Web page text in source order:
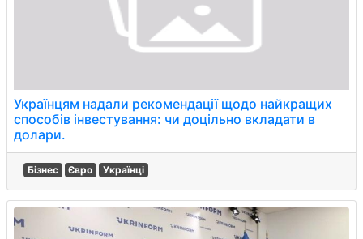
Українцям надали рекомендації щодо найкращих
способів інвестування: чи доцільно вкладати в
долари.
Бізнес Євро Українці